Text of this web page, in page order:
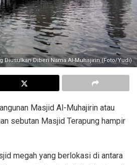
Diusulkan Diberi Nama Al-Muhajirin (Foto/Yudi)
Masjid Al-Muhajirin atau
sebutan Masjid Terapung hampir
megah yang berlokasi di antara